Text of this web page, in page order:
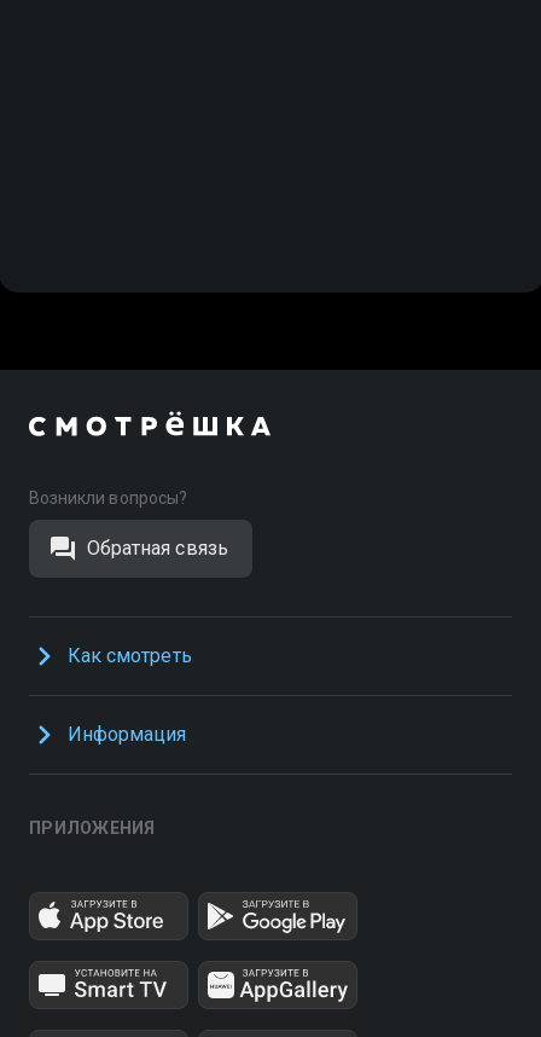
Возникли вопросы?
Обратная связь
Как смотреть
Информация
ПРИЛОЖЕНИЯ